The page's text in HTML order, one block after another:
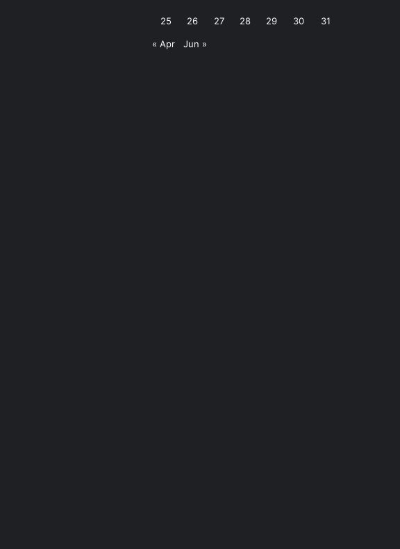
25 26 27 28 29 30 31
« Apr Jun »